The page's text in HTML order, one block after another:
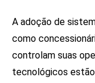
A adoção de
como
controlam suas
tecnológicos